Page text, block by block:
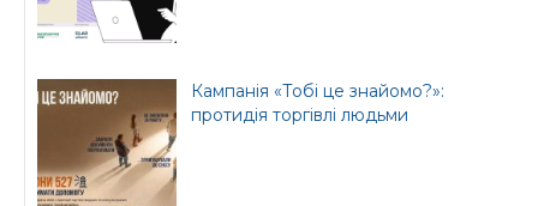
Кампанія «Тобі це знайомо?»:
протидія торгівлі людьми